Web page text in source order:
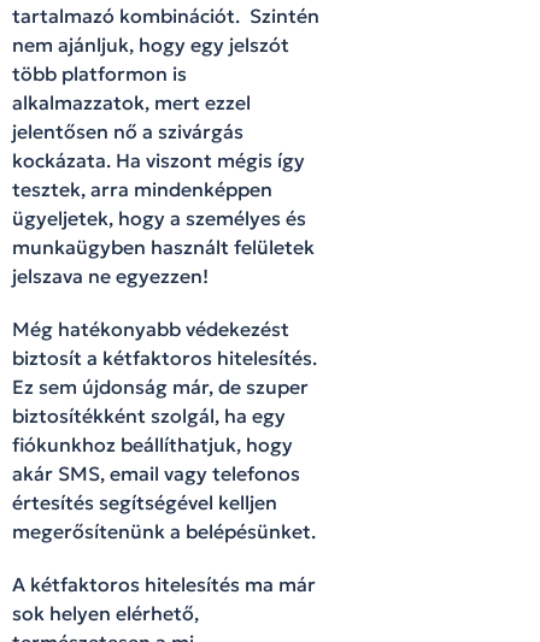
tartalmazó kombinációt. Szintén
nem ajánljuk, hogy egy jelszót
több platformon is
alkalmazzatok, mert ezzel
jelentősen nő a szivárgás
kockázata. Ha viszont mégis így
tesztek, arra mindenképpen
ügyeljetek, hogy a személyes és
munkaügyben használt felületek
jelszava ne egyezzen!
Még hatékonyabb védekezést
biztosít a kétfaktoros hitelesítés.
Ez sem újdonság már, de szuper
biztosítékként szolgál, ha egy
fiókunkhoz beállíthatjuk, hogy
akár SMS, email vagy telefonos
értesítés segítségével kelljen
megerősítenünk a belépésünket.
A kétfaktoros hitelesítés ma már
sok helyen elérhető,